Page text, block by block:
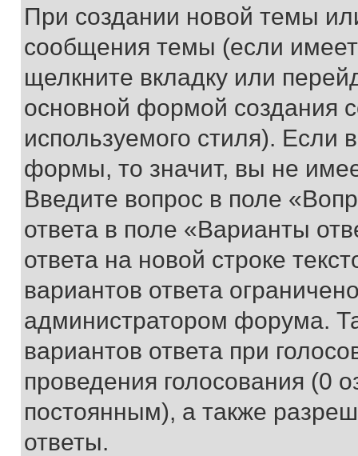
При создании новой темы
сообщения темы (если
щелкните вкладку или
основной формой создания
используемого стиля). Если
формы, то значит, вы не
Введите вопрос в поле
ответа в поле «Варианты
ответа на новой строке
вариантов ответа
администратором форума.
вариантов ответа при
проведения голосования (0
постоянным), а также
ответы.